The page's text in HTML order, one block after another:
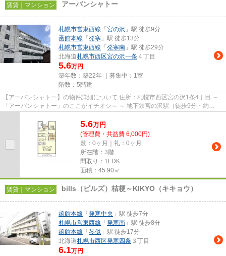
賃貸｜マンション アーバンシャトー
札幌市営東西線 「 宮の沢 」駅 徒歩9分
函館本線 「 発寒 」駅 徒歩13分
札幌市営東西線 「 発寒南 」駅 徒歩29分
北海道札幌市西区宮の沢一条 ４丁目
5.6万円
築年数：築22年 ｜募集中： 1室
階数：5階建
【アーバンシャトー】の物件詳細について 住所：札幌市西区宮の沢1条4丁目 ～
「アーバンシャトー」のここがイチオシ～ ～ 地下鉄宮の沢駅（徒歩9分・約
5.6万円
(管理費・共益費 6,000円)
敷：0ヶ月｜礼：0ヶ月
所在階：3階
間取り：1LDK
面積：45.90㎡
賃貸｜マンション bills（ビルズ）桔梗～KIKYO（キキョウ）
函館本線 「 発寒中央 」駅 徒歩7分
札幌市営東西線 「 発寒南 」駅 徒歩8分
函館本線 「 琴似 」駅 徒歩17分
北海道札幌市西区発寒四条 ３丁目
6.1万円